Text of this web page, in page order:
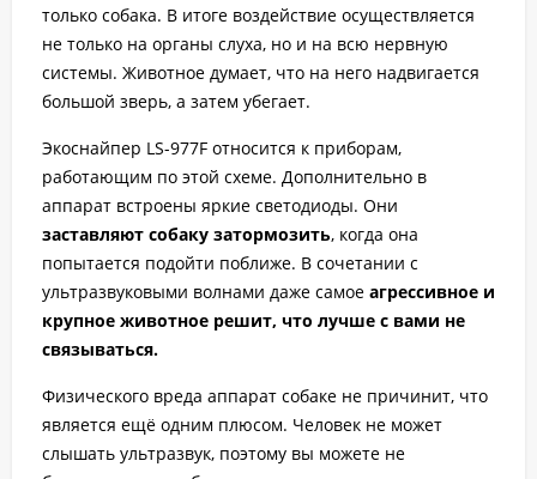
только собака. В итоге воздействие осуществляется
не только на органы слуха, но и на всю нервную
системы. Животное думает, что на него надвигается
большой зверь, а затем убегает.
Экоснайпер LS-977F относится к приборам,
работающим по этой схеме. Дополнительно в
аппарат встроены яркие светодиоды. Они
заставляют собаку затормозить, когда она
попытается подойти поближе. В сочетании с
ультразвуковыми волнами даже самое агрессивное и
крупное животное решит, что лучше с вами не
связываться.
Физического вреда аппарат собаке не причинит, что
является ещё одним плюсом. Человек не может
слышать ультразвук, поэтому вы можете не